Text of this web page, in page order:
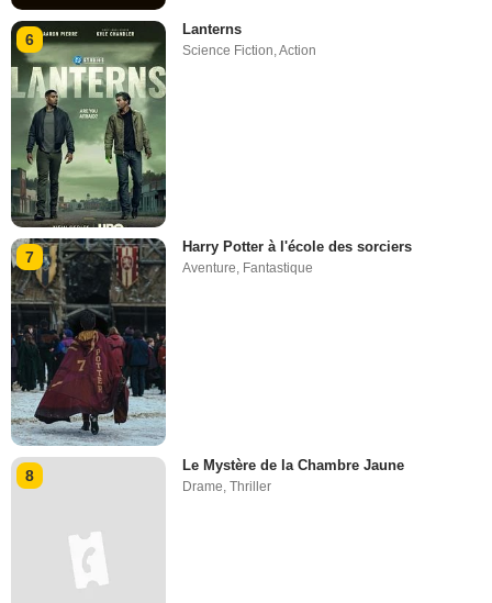
6
Lanterns
Science Fiction,Action
7
Harry Potter à l'école des sorciers
Aventure, Fantastique
8
Le Mystère de la Chambre Jaune
Drame ,Thriller